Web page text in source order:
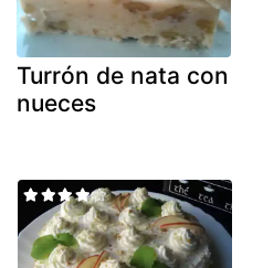
Turrón de nata con
nueces